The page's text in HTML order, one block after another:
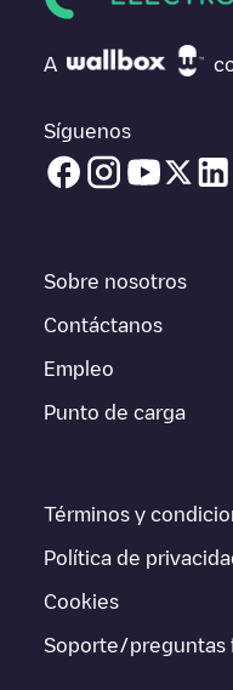
carga que necesitas,
punto de carga que está
carga para vehículos
un parking, en superficie
Calle Mallén está
estación y las
Sevilla Tipo 2 - ACCIONA -
Si este cargador deSevilla
otras ciudades comoDos
Mairena del Alcor
deSevilla.
A
Síguenos
Sobre nosotros
Contáctanos
Empleo
Punto de carga
Términos y
Política de
Cookies
Soporte/preguntas